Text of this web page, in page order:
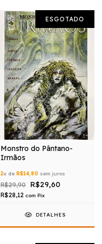
ESGOTADO
Monstro do Pântano-
Irmãos
2x de R$14,80 sem juros
R$29,90 R$29,60
R$28,12 com Pix
DETALHES